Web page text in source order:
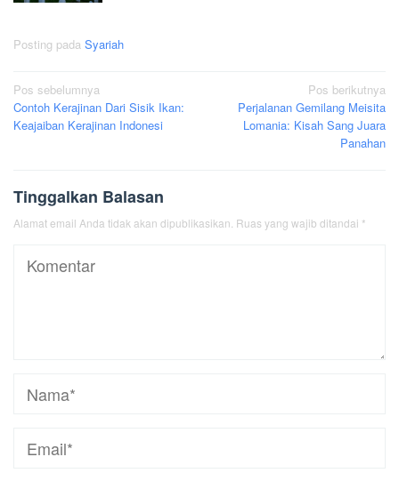
Posting pada Syariah
Navigasi
pos
Pos sebelumnya
Contoh Kerajinan Dari Sisik Ikan:
Keajaiban Kerajinan Indonesi
Pos berikutnya
Perjalanan Gemilang Meisita
Lomania: Kisah Sang Juara
Panahan
Tinggalkan Balasan
Alamat email Anda tidak akan dipublikasikan. Ruas yang wajib ditandai *